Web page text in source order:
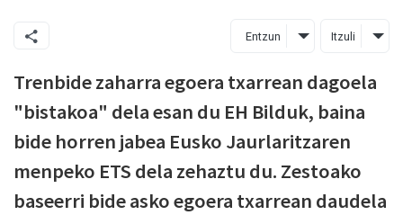
Entzun Itzuli
Trenbide zaharra egoera txarrean dagoela
"bistakoa" dela esan du EH Bilduk, baina
bide horren jabea Eusko Jaurlaritzaren
menpeko ETS dela zehaztu du. Zestoako
baseerri bide asko egoera txarrean daudela